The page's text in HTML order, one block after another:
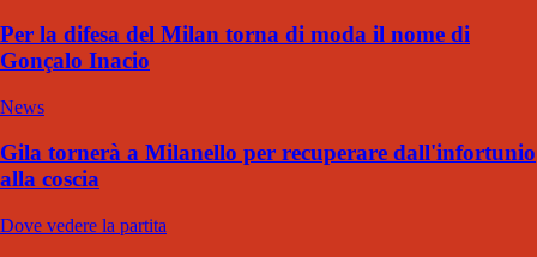
Per la difesa del Milan torna di moda il nome di
Gonçalo Inacio
News
Gila tornerà a Milanello per recuperare dall'infortunio
alla coscia
Dove vedere la partita